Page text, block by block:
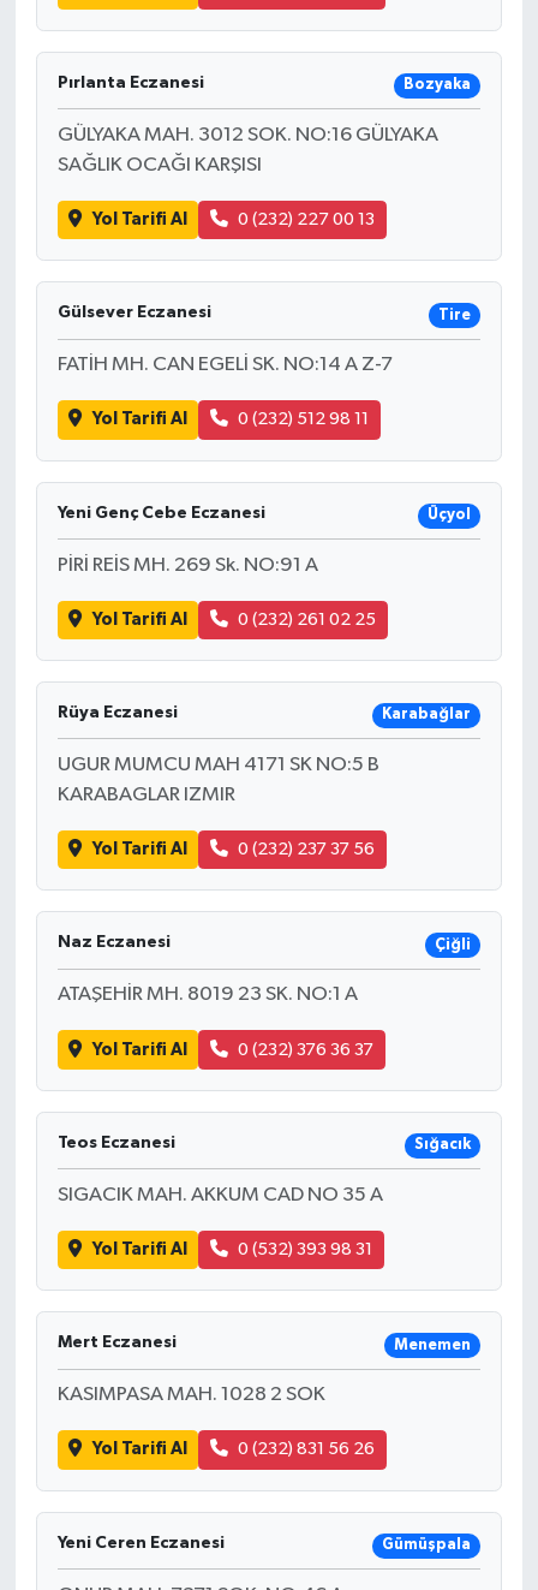
Pırlanta Eczanesi Bozyaka
GÜLYAKA MAH. 3012 SOK. NO:16 GÜLYAKA
SAĞLIK OCAĞI KARŞISI
Yol Tarifi Al 0 (232) 227 00 13
Gülsever Eczanesi Tire
FATİH MH. CAN EGELİ SK. NO:14 A Z-7
Yol Tarifi Al 0 (232) 512 98 11
Yeni Genç Cebe Eczanesi Üçyol
PİRİ REİS MH. 269 Sk. NO:91 A
Yol Tarifi Al 0 (232) 261 02 25
Rüya Eczanesi Karabağlar
UGUR MUMCU MAH 4171 SK NO:5 B
KARABAGLAR IZMIR
Yol Tarifi Al 0 (232) 237 37 56
Naz Eczanesi Çiğli
ATAŞEHİR MH. 8019 23 SK. NO:1 A
Yol Tarifi Al 0 (232) 376 36 37
Teos Eczanesi Sığacık
SIGACIK MAH. AKKUM CAD NO 35 A
Yol Tarifi Al 0 (532) 393 98 31
Mert Eczanesi Menemen
KASIMPASA MAH. 1028 2 SOK
Yol Tarifi Al 0 (232) 831 56 26
Yeni Ceren Eczanesi Gümüşpala